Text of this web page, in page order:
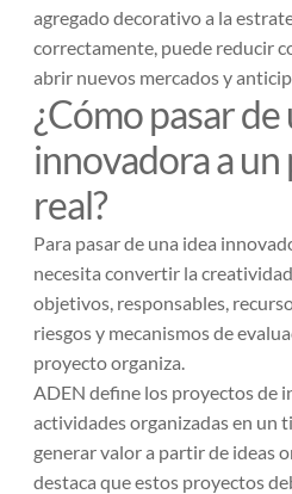
agregado decorativo a la
correctamente, puede reducir
abrir nuevos mercados y
¿Cómo pasar de
innovadora a
real?
Para pasar de una idea
necesita convertir la
objetivos, responsables,
riesgos y mecanismos de
proyecto organiza.
ADEN define los proyectos de
actividades organizadas en un
generar valor a partir de ideas
destaca que estos proyectos